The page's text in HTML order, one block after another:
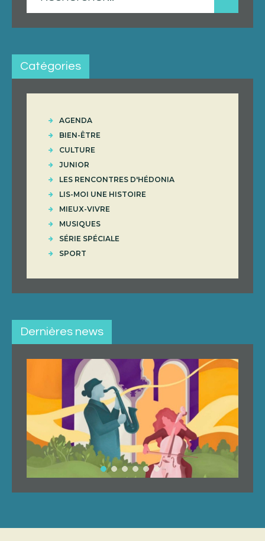
Catégories
AGENDA
BIEN-ÊTRE
CULTURE
JUNIOR
LES RENCONTRES D'HÉDONIA
LIS-MOI UNE HISTOIRE
MIEUX-VIVRE
MUSIQUES
SÉRIE SPÉCIALE
SPORT
Dernières news